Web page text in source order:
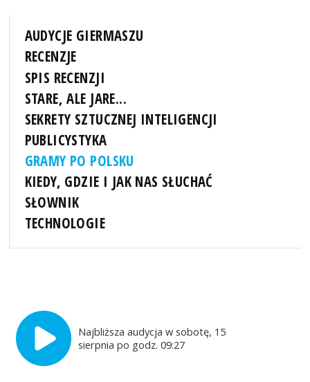
AUDYCJE GIERMASZU
RECENZJE
SPIS RECENZJI
STARE, ALE JARE...
SEKRETY SZTUCZNEJ INTELIGENCJI
PUBLICYSTYKA
GRAMY PO POLSKU
KIEDY, GDZIE I JAK NAS SŁUCHAĆ
SŁOWNIK
TECHNOLOGIE
Najbliższa audycja w sobotę, 15
sierpnia po godz. 09:27